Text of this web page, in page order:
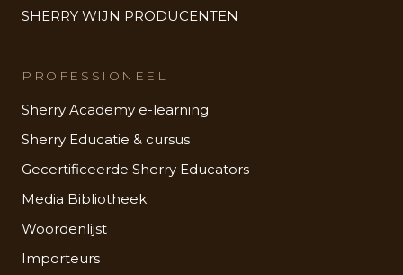
SHERRY WIJN PRODUCENTEN
PROFESSIONEEL
Sherry Academy e-learning
Sherry Educatie & cursus
Gecertificeerde Sherry Educators
Media Bibliotheek
Woordenlijst
Importeurs